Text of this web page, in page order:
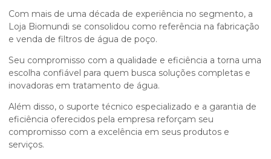
Com mais de uma década de experiência no segmento, a
Loja Biomundi se consolidou como referência na fabricação
e venda de filtros de água de poço.
Seu compromisso com a qualidade e eficiência a torna uma
escolha confiável para quem busca soluções completas e
inovadoras em tratamento de água.
Além disso, o suporte técnico especializado e a garantia de
eficiência oferecidos pela empresa reforçam seu
compromisso com a excelência em seus produtos e
serviços.